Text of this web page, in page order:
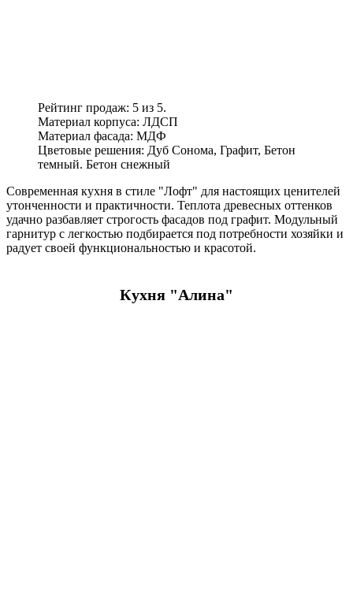
Рейтинг продаж: 5 из 5.
Материал корпуса: ЛДСП
Материал фасада: МДФ
Цветовые решения: Дуб Сонома, Графит, Бетон
темный. Бетон снежный
Современная кухня в стиле "Лофт" для настоящих ценителей
утонченности и практичности. Теплота древесных оттенков
удачно разбавляет строгость фасадов под графит. Модульный
гарнитур с легкостью подбирается под потребности хозяйки и
радует своей функциональностью и красотой.
Кухня "Алина"